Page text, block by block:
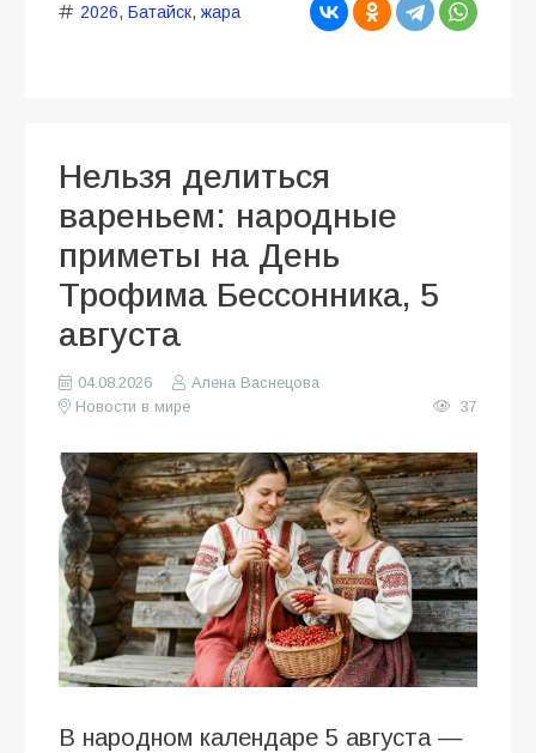
2026, Батайск, жара
Нельзя делиться
вареньем: народные
приметы на День
Трофима Бессонника, 5
августа
04.08.2026
Алена Васнецова
Новости в мире
37
В народном календаре 5 августа —